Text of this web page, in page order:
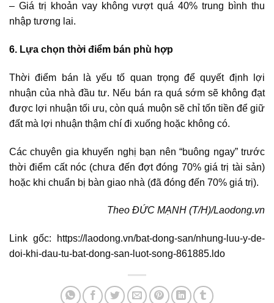
– Giá trị khoản vay không vượt quá 40% trung bình thu
nhập tương lai.
6. Lựa chọn thời điểm bán phù hợp
Thời điểm bán là yếu tố quan trọng để quyết định lợi
nhuận của nhà đầu tư. Nếu bán ra quá sớm sẽ không đạt
được lợi nhuận tối ưu, còn quá muộn sẽ chỉ tốn tiền để giữ
đất mà lợi nhuận thậm chí đi xuống hoặc không có.
Các chuyên gia khuyến nghị bạn nên “buông ngay” trước
thời điểm cất nóc (chưa đến đợt đóng 70% giá trị tài sản)
hoặc khi chuẩn bị bàn giao nhà (đã đóng đến 70% giá trị).
Theo ĐỨC MẠNH (T/H)/Laodong.vn
Link gốc: https://laodong.vn/bat-dong-san/nhung-luu-y-de-
doi-khi-dau-tu-bat-dong-san-luot-song-861885.ldo